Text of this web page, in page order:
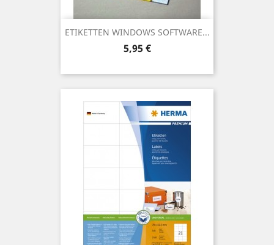
ETIKETTEN WINDOWS SOFTWARE...
Preis
5,95 €